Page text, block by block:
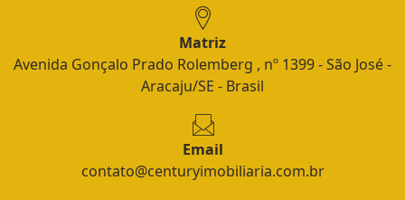
Matriz
Avenida Gonçalo Prado Rolemberg , nº 1399 - São José -
Aracaju/SE - Brasil
Email
contato@centuryimobiliaria.com.br